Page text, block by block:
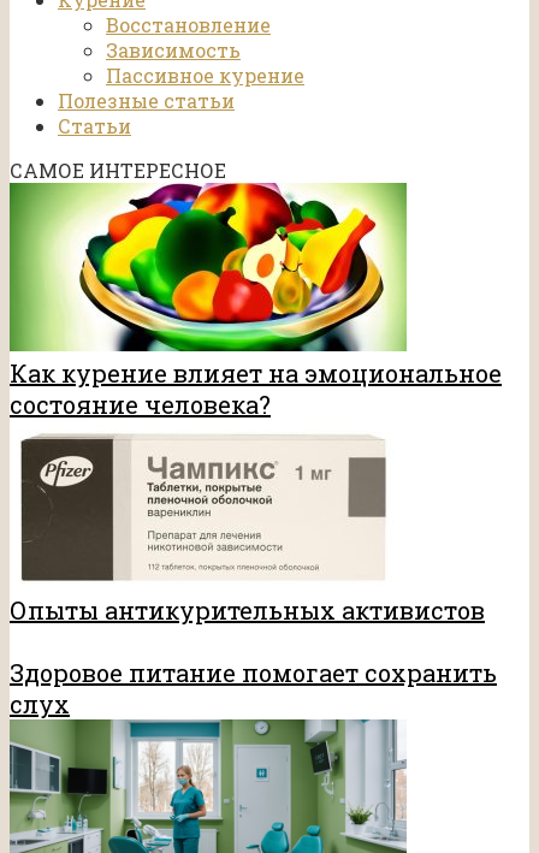
Восстановление
Зависимость
Пассивное курение
Полезные статьи
Статьи
САМОЕ ИНТЕРЕСНОЕ
Как курение влияет на эмоциональное
состояние человека?
Опыты антикурительных активистов
Здоровое питание помогает сохранить
слух